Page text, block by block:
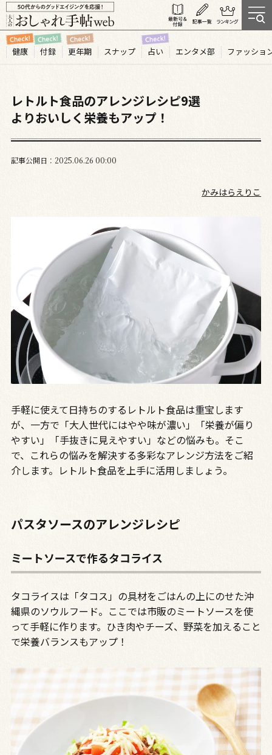
健康 付録 更年期 スナップ 占い エンタメ部 ファッショ
レトルト食品のアレンジレシピ9選
よりおいしく栄養もアップ！
記事公開日 2025.06 26 00:00
かみはらえりこ
手軽に使えて日持ちのするレトルト食品は重宝します
が、一方で「大人世代にはやや味が濃い」「栄養が偏り
やすい」「手抜きに見えやすい」などの悩みも。そこ
で、これらの悩みを解決する多彩なアレンジ方法をご紹
介します。レトルト食品を上手に活用しましょう。
パスタソースのアレンジレシピ
ミートソースで作るタコライス
タコライスは「タコス」の具材をごはんの上にのせた沖
縄県のソウルフード。ここでは市販のミートソースを使
って手軽に作ります。ひき肉やチーズ、野菜を加えること
で栄養バランスもアップ！